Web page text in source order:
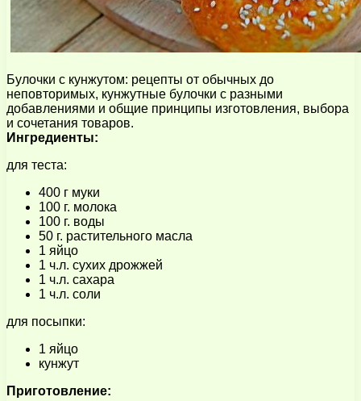
Булочки с кунжутом: рецепты от обычных до
неповторимых, кунжутные булочки с разными
добавлениями и общие принципы изготовления, выбора
и сочетания товаров.
Ингредиенты:
для теста:
400 г муки
100 г. молока
100 г. воды
50 г. растительного масла
1 яйцо
1 ч.л. сухих дрожжей
1 ч.л. сахара
1 ч.л. соли
для посыпки:
1 яйцо
кунжут
Приготовление: